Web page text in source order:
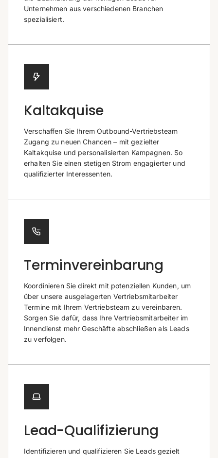
Unternehmen aus verschiedenen Branchen
spezialisiert.
Kaltakquise
Verschaffen Sie Ihrem Outbound-Vertriebsteam
Zugang zu neuen Chancen – mit gezielter
Kaltakquise und personalisierten Kampagnen. So
erhalten Sie einen stetigen Strom engagierter und
qualifizierter Interessenten.
Terminvereinbarung
Koordinieren Sie direkt mit potenziellen Kunden, um
über unsere ausgelagerten Vertriebsmitarbeiter
Termine mit Ihrem Vertriebsteam zu vereinbaren.
Sorgen Sie dafür, dass Ihre Vertriebsmitarbeiter im
Innendienst mehr Geschäfte abschließen als Leads
zu verfolgen.
Lead-Qualifizierung
Identifizieren und qualifizieren Sie Leads gezielt